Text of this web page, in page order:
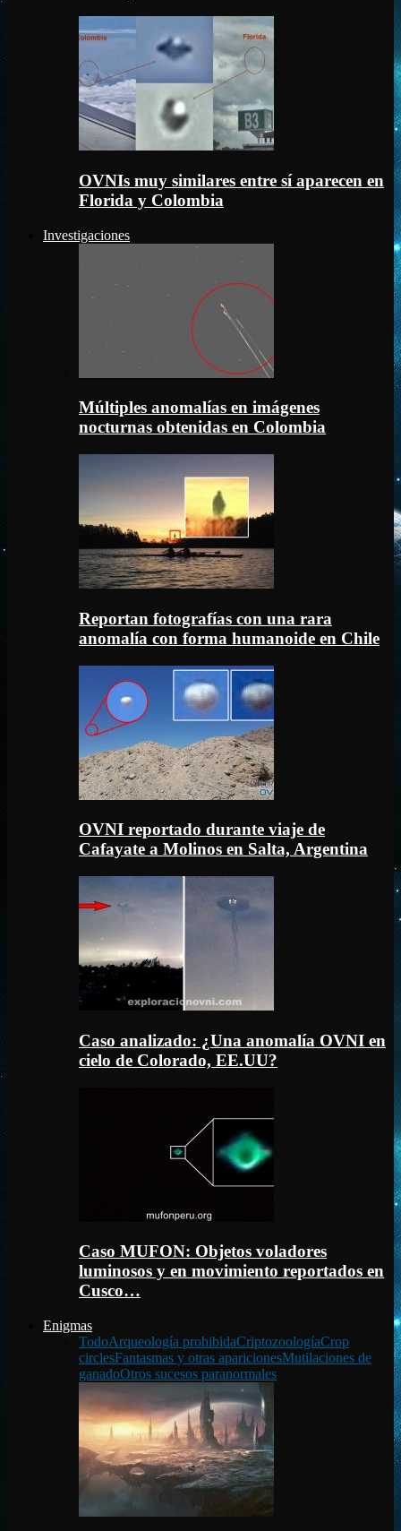
OVNIs muy similares entre sí aparecen en
Florida y Colombia
Investigaciones
Múltiples anomalías en imágenes
nocturnas obtenidas en Colombia
Reportan fotografías con una rara
anomalía con forma humanoide en Chile
OVNI reportado durante viaje de
Cafayate a Molinos en Salta, Argentina
Caso analizado: ¿Una anomalía OVNI en
cielo de Colorado, EE.UU?
Caso MUFON: Objetos voladores
luminosos y en movimiento reportados en
Cusco…
Enigmas
TodoArqueología prohibidaCriptozoologíaCrop
circlesFantasmas y otras aparicionesMutilaciones de
ganadoOtros sucesos paranormales